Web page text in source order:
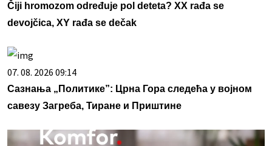
Čiji hromozom određuje pol deteta? XX rađa se
devojčica, XY rađa se dečak
07. 08. 2026 09:14
Сазнања „Политике”: Црна Гора следећа у војном
савезу Загреба, Тиране и Приштине